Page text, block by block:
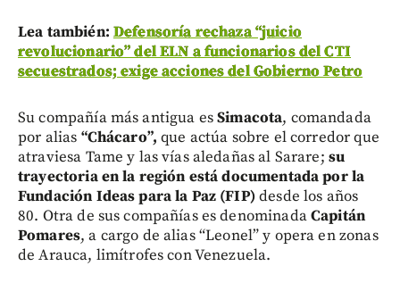
Lea también: Defensoría rechaza “juicio
revolucionario” del ELN a funcionarios del CTI
secuestrados; exige acciones del Gobierno Petro
Su compañía más antigua esSimacota, comandada
por alias “Chácaro”, que actúa sobre el corredor que
atraviesa Tame y las vías aledañas al Sarare; su
trayectoria en la región está documentada por la
Fundación Ideas para la Paz (FIP)desde los años
80. Otra de sus compañías es denominadaCapitán
Pomares, a cargo de alias “Leonel” y opera en zonas
de Arauca, limítrofes con Venezuela.